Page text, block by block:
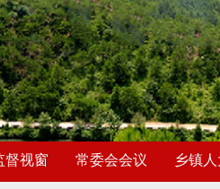
督视窗 常委会会议 乡镇人